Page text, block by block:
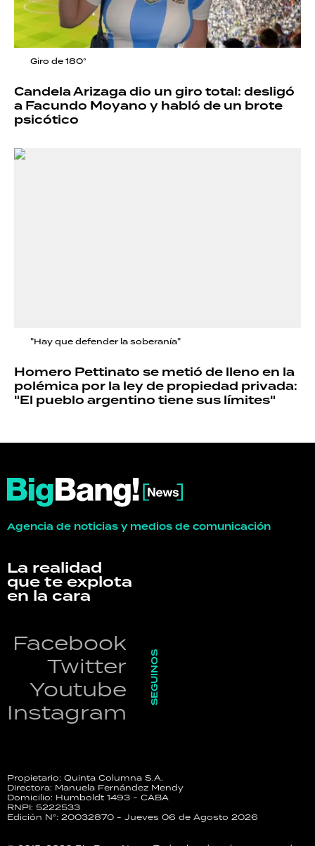
Giro de 180°
Candela Arizaga dio un giro total: desligó
a Facundo Moyano y habló de un brote
psicótico
"Hay que defender la soberanía"
Homero Pettinato se metió de lleno en la
polémica por la ley de propiedad privada:
"El pueblo argentino tiene sus límites"
Agencia de noticias y medios de comunicación
La realidad
que te explota
en la cara
Facebook
Twitter
Youtube
Instagram
SEGUINOS
Propietario: Quinta Columna S.A.
Directora: Manuela Fernández Mendy
Domicilio: Humboldt 1493 - CABA
RNPI: 5222533
Edición N°: 20032870 - Jueves 06 de Agosto 2026